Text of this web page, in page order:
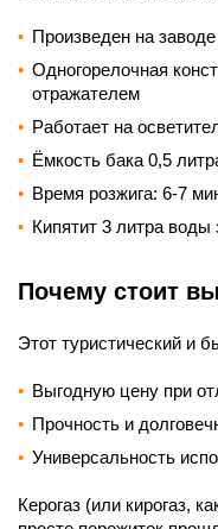
Произведен на
Одногорелочная
отражателем
Работает на
Ёмкость бака 0,5
Время розжига: 6-7
Кипятит 3 литра воды
Почему стоит
Этот туристический и
Выгодную цену при
Прочность и
Универсальность
Керогаз (или кирогаз,